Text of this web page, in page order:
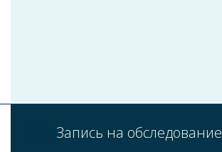
Запись на обследование